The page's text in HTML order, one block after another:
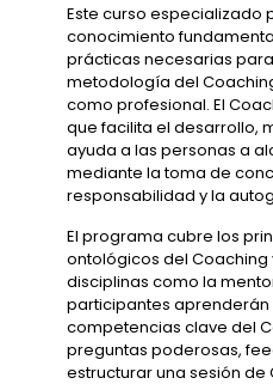
Este curso especializado
conocimiento
prácticas necesarias
metodología del
como profesional. El
que facilita el desarrollo,
ayuda a las personas a
mediante la toma de
responsabilidad y la
El programa cubre los
ontológicos del Coaching
disciplinas como la
participantes aprenderán
competencias clave del
preguntas poderosas,
estructurar una sesión